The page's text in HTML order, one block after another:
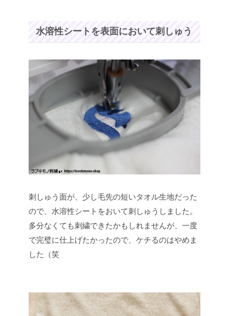
水溶性シートを表面において刺しゅう
刺しゅう面が、少し毛先の短いタオル生地だった
ので、水溶性シートをおいて刺しゅうしました。
多分なくても刺繍できたかもしれませんが、一度
で完璧に仕上げたかったので、ケチるのはやめま
した（笑